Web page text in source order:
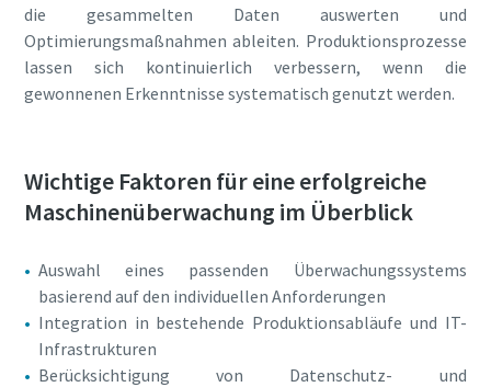
die gesammelten Daten auswerten und
Optimierungsmaßnahmen ableiten. Produktionsprozesse
lassen sich kontinuierlich verbessern, wenn die
gewonnenen Erkenntnisse systematisch genutzt werden.
Wichtige Faktoren für eine erfolgreiche
Maschinenüberwachung im Überblick
Auswahl eines passenden Überwachungssystems
basierend auf den individuellen Anforderungen
Integration in bestehende Produktionsabläufe und IT-
Infrastrukturen
Berücksichtigung von Datenschutz- und